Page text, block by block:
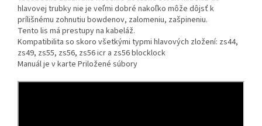
hlavovej trubky nie je veľmi dobré nakoľko môže dôjsť k
prílišnému zohnutiu bowdenov, zalomeniu, zašpineniu.
Tento lis má prestupy na kabeláž.
Kompatibilita so skoro všetkými typmi hlavových zložení: zs44,
zs49, zs55, zs56, zs56 icr a zs56 blocklock
Manuál je v karte Priložené súbory